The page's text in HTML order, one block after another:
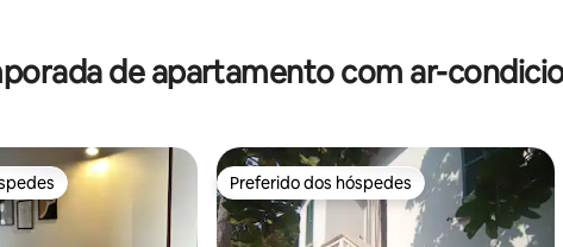
de apartamento com ar-
Preferido dos hóspedes
Preferido dos hóspedes